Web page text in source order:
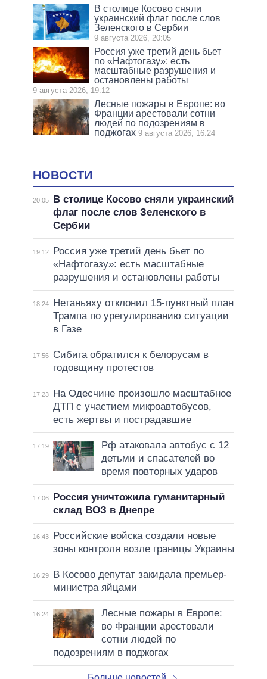
В столице Косово сняли
украинский флаг после слов
Зеленского в Сербии
9 августа 2026, 20:05
Россия уже третий день бьет
по «Нафтогазу»: есть
масштабные разрушения и
остановлены работы
9 августа 2026, 19:12
Лесные пожары в Европе: во
Франции арестовали сотни
людей по подозрениям в
поджогах 9 августа 2026, 16:24
НОВОСТИ
20:05
В столице Косово сняли украинский
флаг после слов Зеленского в
Сербии
19:12
Россия уже третий день бьет по
«Нафтогазу»: есть масштабные
разрушения и остановлены работы
18:24
Нетаньяху отклонил 15-пунктный план
Трампа по урегулированию ситуации
в Газе
17:56
Сибига обратился к белорусам в
годовщину протестов
17:23
На Одесчине произошло масштабное
ДТП с участием микроавтобусов,
есть жертвы и пострадавшие
17:19
Рф атаковала автобус с 12
детьми и спасателей во
время повторных ударов
17:06
Россия уничтожила гуманитарный
склад ВОЗ в Днепре
16:43
Российские войска создали новые
зоны контроля возле границы Украины
16:29
В Косово депутат закидала премьер-
министра яйцами
16:24
Лесные пожары в Европе:
во Франции арестовали
сотни людей по
подозрениям в поджогах